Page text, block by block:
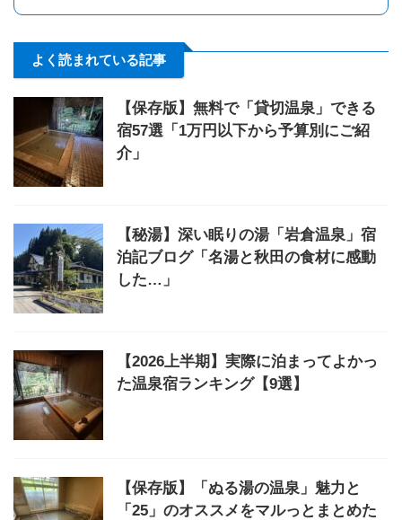
よく読まれている記事
【保存版】無料で「貸切温泉」できる
宿57選「1万円以下から予算別にご紹
介」
【秘湯】深い眠りの湯「岩倉温泉」宿
泊記ブログ「名湯と秋田の食材に感動
した…」
【2026上半期】実際に泊まってよかっ
た温泉宿ランキング【9選】
【保存版】「ぬる湯の温泉」魅力と
「25」のオススメをマルっとまとめた